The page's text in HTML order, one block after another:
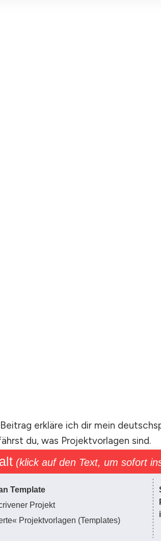
erkläre ich dir mein
du, was Projektvorlagen sind.
(klick auf den Text, um sofort
Template
Projekt
Projektvorlagen (Templates)